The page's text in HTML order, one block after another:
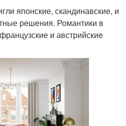
японские, скандинавские, и
решения. Романтики в
и австрийские